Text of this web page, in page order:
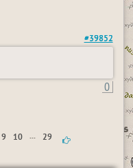
#39852
0
9 10 ... 29